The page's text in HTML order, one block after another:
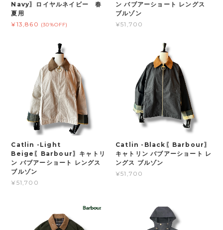
Navy〗ロイヤルネイビー 春
夏用
¥13,860 (30%OFF)
ン バブアーショート レングス
ブルゾン
¥51,700
Catlin -Light
Beige〖Barbour〗キャトリ
ン バブアーショート レングス
ブルゾン
¥51,700
Catlin -Black〖Barbour〗
キャトリン バブアーショート レ
ングス ブルゾン
¥51,700